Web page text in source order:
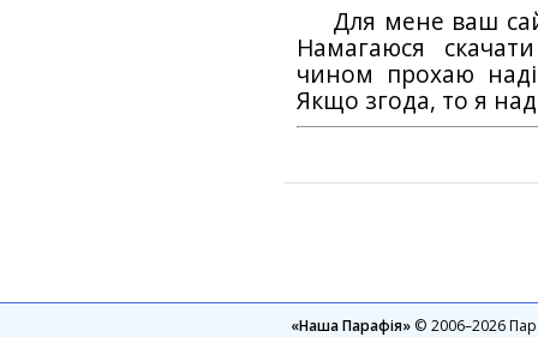
Для мене ваш
Намагаюся
чином прохаю
Якщо згода, то я
«Наша Парафія»© 2006–2026